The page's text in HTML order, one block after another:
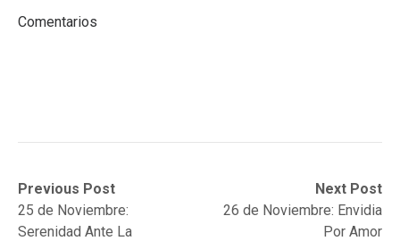
Comentarios
Post
navigation
Previous Post
Previous
post:25 de Noviembre:
Serenidad Ante La
Next Post
Next
post:
26 de Noviembre: Envidia
Por Amor